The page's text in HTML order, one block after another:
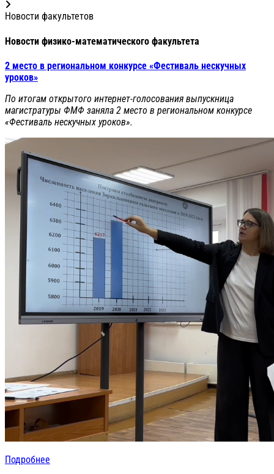
Новости факультетов
Новости физико-математического факультета
2 место в региональном конкурсе «Фестиваль нескучных
уроков»
По итогам открытого интернет-голосования выпускница
магистратуры ФМФ заняла 2 место в региональном конкурсе
«Фестиваль нескучных уроков».
Подробнее